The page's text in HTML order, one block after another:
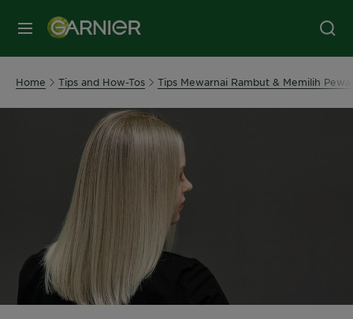
MENU
Home Tips and How-Tos Tips Mewarnai Rambut & Memilih